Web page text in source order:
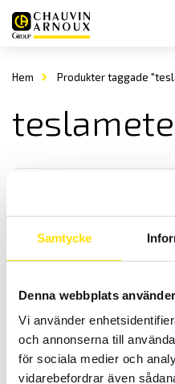
Samtycke
Denna webbplats
Vi använder
och annonserna till
för sociala medier och
vidarebefordrar även
Hem Produkter taggade
CA40
CA 40 detekterar lågfrekventa
7,945.00kr